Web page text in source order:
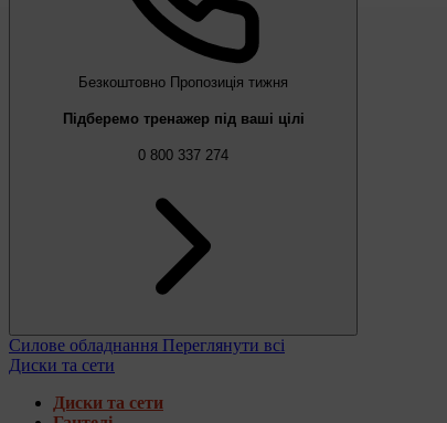
Безкоштовно Пропозиція тижня
Підберемо тренажер під ваші цілі
0 800 337 274
Силове обладнання Переглянути всі
Диски та сети
Диски та сети